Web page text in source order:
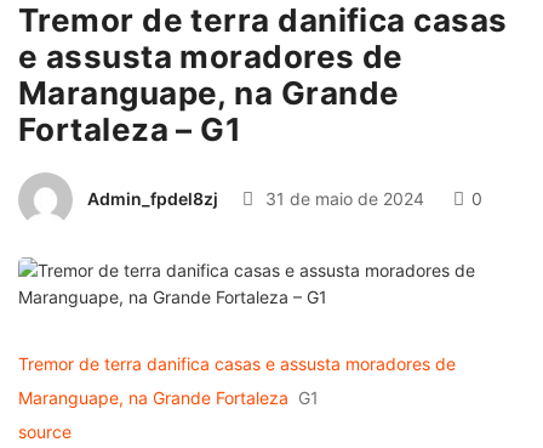
Tremor de terra danifica casas
e assusta moradores de
Maranguape, na Grande
Fortaleza – G1
Admin_fpdel8zj 31 de maio de 2024 0
Tremor de terra danifica casas e assusta moradores de
Maranguape, na Grande Fortaleza G1
source